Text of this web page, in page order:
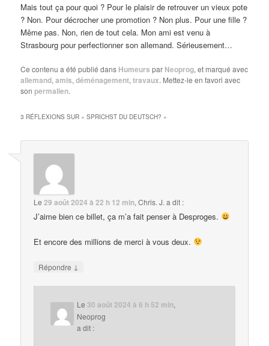
Mais tout ça pour quoi ? Pour le plaisir de retrouver un vieux pote
? Non. Pour décrocher une promotion ? Non plus. Pour une fille ?
Même pas. Non, rien de tout cela. Mon ami est venu à
Strasbourg pour perfectionner son allemand. Sérieusement…
Ce contenu a été publié dans Humeurs par Neoprog, et marqué avec
allemand,amis,déménagement,travaux. Mettez-le en favori avec
son permalien.
3 RÉFLEXIONS SUR «SPRICHST DU DEUTSCH? »
Le29 août 2024 à 22 h 12 min,Chris. J. a dit :
J’aime bien ce billet, ça m’a fait penser à Desproges.
Et encore des millions de merci à vous deux.
Répondre ↓
Le 30 août 2024 à 6 h 52 min,
Neoprog
a dit :